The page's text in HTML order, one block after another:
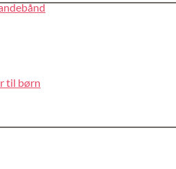
til børn